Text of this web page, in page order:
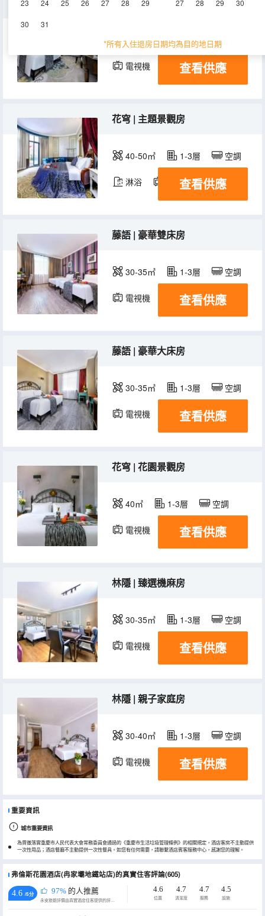
23 24 25 26 27 28 29
30 31
27 28 29 30
*所有入住退房日期均為目的地日期
森氧 | 商務大床房
25-30㎡ 1-3層
電視機 查看供應
花穹 | 主題景觀房
40-50㎡ 1-3層 空調
淋浴 電視機 冰箱
查看供應
藤語 | 豪華雙床房
30-35㎡ 1-3層 空調
電視機 冰箱
查看供應
藤語 | 豪華大床房
30-35㎡ 1-3層 空調
電視機 冰箱
查看供應
花穹 | 花園景觀房
40㎡ 1-3層 空調
電視機 冰箱
查看供應
林隱 | 臻選機麻房
30-35㎡ 1-3層 空調
電視機 冰箱
查看供應
林隱 | 親子家庭房
30-40㎡ 1-3層 空調
電視機 查看供應
重要資訊
城市重要資訊
為貫徹落實重慶市人民代表大會常務委員會通過的《重慶市生活垃圾管理條例》的相關規定，酒店客房不主動提供
一次性用品；酒店餐廳不主動提供一次性餐具。如您有任何需要，請聯繫酒店賓客服務中心，感謝您的理解。
弗倫斯花園酒店(冉家壩地鐵站店)的真實住客評論(605)
4.6 /5分 97% 的人推薦
永安旅遊評價由真實酒店住客提供的評價。
4.6
位置
4.7
清潔度
4.7
服務
4.5
設施